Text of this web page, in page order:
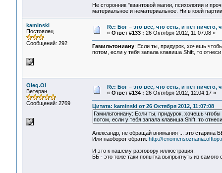
Не сторонник "квантовой магии, психологии и
материальное и нематериальное. Ни в коей
kaminski
Постоялец
Сообщений: 292
Re: Бог – это всё, что есть, и нет
« Ответ #133 : 26 Октября 2012, 11:07:08 »
Гамильтониану: Если ты, придурок, хочешь
потом, если у тебя запала клавиша Shift, то
Oleg.Ol
Ветеран
Сообщений: 2769
Re: Бог – это всё, что есть, и нет
« Ответ #134 : 26 Октября 2012, 12:04:17 »
Цитата: kaminski от 26 Октября 2012, 11:07:08
Гамильтониану: Если ты, придурок, хочешь
потом, если у тебя запала клавиша Shift, то
Александр, не обращай внимания ... это старина
Или наоборот обрати: http://
И это к нашему разговору иллюстрация.
ББ - это тоже таки попытка выпрыгнуть из